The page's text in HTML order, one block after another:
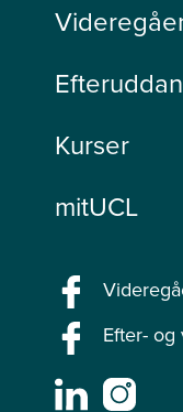
Kurser
mitUCL
Efter-